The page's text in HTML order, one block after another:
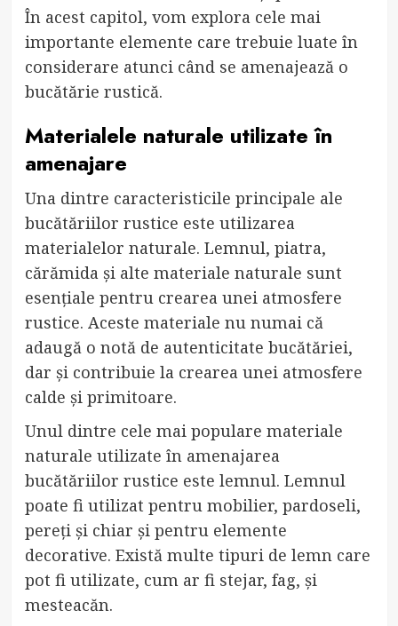
În acest capitol, vom explora cele mai
importante elemente care trebuie luate în
considerare atunci când se amenajează o
bucătărie rustică.
Materialele naturale utilizate în
amenajare
Una dintre caracteristicile principale ale
bucătăriilor rustice este utilizarea
materialelor naturale. Lemnul, piatra,
cărămida și alte materiale naturale sunt
esențiale pentru crearea unei atmosfere
rustice. Aceste materiale nu numai că
adaugă o notă de autenticitate bucătăriei,
dar și contribuie la crearea unei atmosfere
calde și primitoare.
Unul dintre cele mai populare materiale
naturale utilizate în amenajarea
bucătăriilor rustice este lemnul. Lemnul
poate fi utilizat pentru mobilier, pardoseli,
pereți și chiar și pentru elemente
decorative. Există multe tipuri de lemn care
pot fi utilizate, cum ar fi stejar, fag, și
mesteacăn.